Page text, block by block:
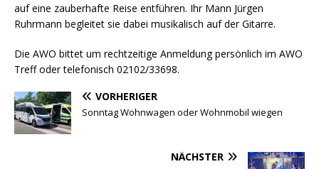
auf eine zauberhafte Reise entführen. Ihr Mann Jürgen
Ruhrmann begleitet sie dabei musikalisch auf der Gitarre.
Die AWO bittet um rechtzeitige Anmeldung persönlich im AWO
Treff oder telefonisch 02102/33698.
VORHERIGER
Sonntag Wohnwagen oder Wohnmobil wiegen
NÄCHSTER